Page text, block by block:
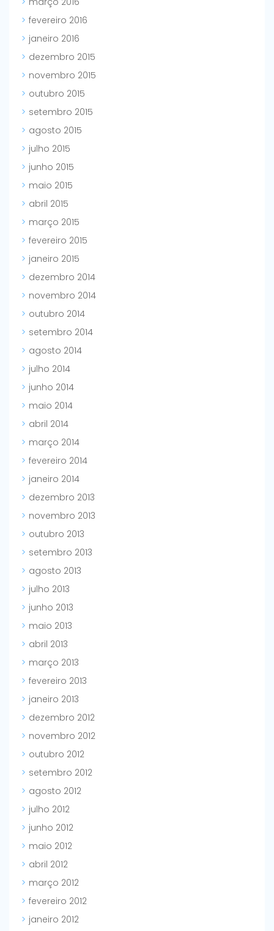
fevereiro 2016
janeiro 2016
dezembro 2015
novembro 2015
outubro 2015
setembro 2015
agosto 2015
julho 2015
junho 2015
maio 2015
abril 2015
março 2015
fevereiro 2015
janeiro 2015
dezembro 2014
novembro 2014
outubro 2014
setembro 2014
agosto 2014
julho 2014
junho 2014
maio 2014
abril 2014
março 2014
fevereiro 2014
janeiro 2014
dezembro 2013
novembro 2013
outubro 2013
setembro 2013
agosto 2013
julho 2013
junho 2013
maio 2013
abril 2013
março 2013
fevereiro 2013
janeiro 2013
dezembro 2012
novembro 2012
outubro 2012
setembro 2012
agosto 2012
julho 2012
junho 2012
maio 2012
abril 2012
março 2012
fevereiro 2012
janeiro 2012